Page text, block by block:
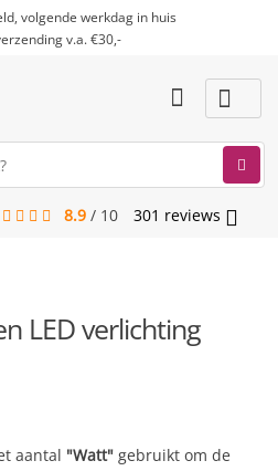
volgende werkdag in huis
v.a. €30,-
8.9 / 10 301 reviews
LED verlichting
aantal "Watt" gebruikt om de